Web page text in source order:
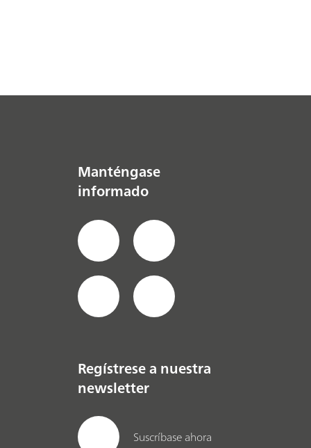
Manténgase
informado
Regístrese a nuestra
newsletter
Suscríbase ahora